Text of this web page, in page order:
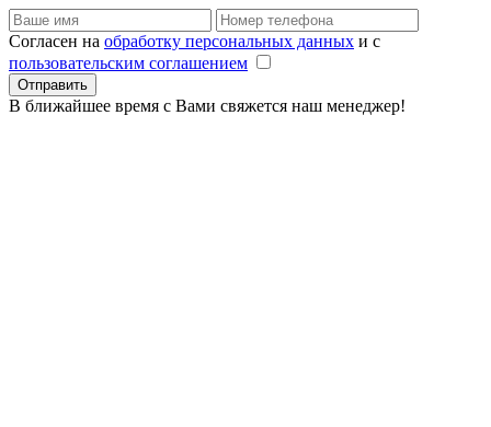
Согласен на обработку персональных данных и с
пользовательским соглашением
В ближайшее время с Вами свяжется наш менеджер!